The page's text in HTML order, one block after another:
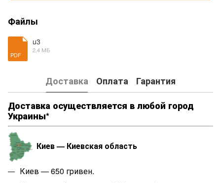
Файлы
PDF
u3
2.4 МБ
Доставка Оплата
Гарантия
Доставка осуществляется в любой город
Украины*
Киев — Киевская область
Киев — 650 гривен.